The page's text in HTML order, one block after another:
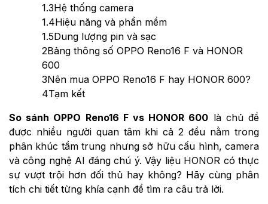
1.3Hệ thống camera
1.4Hiệu năng và phần mềm
1.5Dung lượng pin và sạc
2Bảng thông số OPPO Reno16 F và HONOR
600
3Nên mua OPPO Reno16 F hay HONOR 600?
4Tạm kết
So sánh OPPO Reno16 F vs HONOR 600 là chủ đề
được nhiều người quan tâm khi cả 2 đều nằm trong
phân khúc tầm trung nhưng sở hữu cấu hình, camera
và công nghệ AI đáng chú ý. Vậy liệu HONOR có thực
sự vượt trội hơn đối thủ hay không? Hãy cùng phân
tích chi tiết từng khía cạnh để tìm ra câu trả lời.